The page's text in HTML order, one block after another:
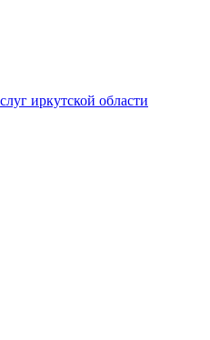
иркутской области